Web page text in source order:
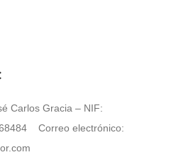
:
Carlos Gracia – NIF:
Correo electrónico: